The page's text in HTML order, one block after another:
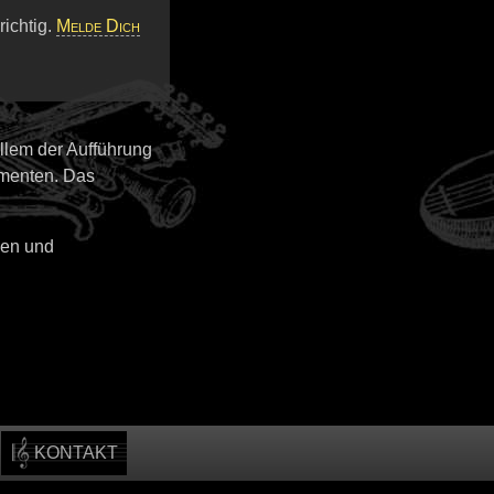
KONTAKT
Melde Dich
der Aufführung
Das
und